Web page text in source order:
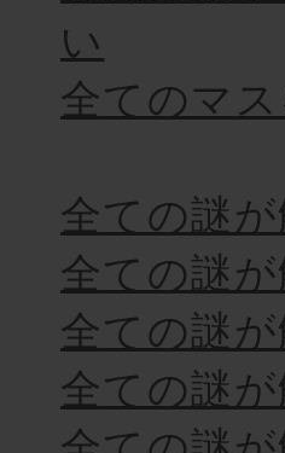
い
全てのマ
全ての謎
全ての謎
全ての謎
全ての謎